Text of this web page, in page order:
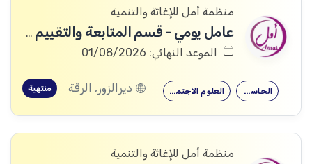
منظمة أمل للإغاثة والتنمية
عامل يومي - قسم المتابعة والتقييم والمساءلة والتعلم
الموعد النهائي: 01/08/2026
العلوم الاجتماعية الحاسوب ديرالزور, الرقة منتهية
منظمة أمل للإغاثة والتنمية